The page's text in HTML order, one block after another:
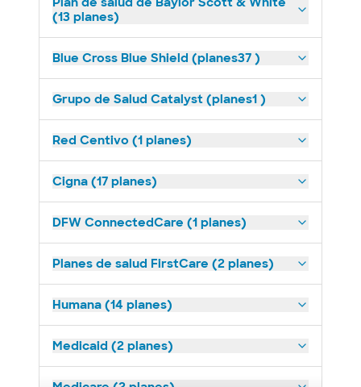
(13 planes)
Blue Cross Blue Shield (planes37 )
Grupo de Salud Catalyst (planes1 )
Red Centivo (1 planes)
Cigna (17 planes)
DFW ConnectedCare (1 planes)
Planes de salud FirstCare (2 planes)
Humana (14 planes)
Medicaid (2 planes)